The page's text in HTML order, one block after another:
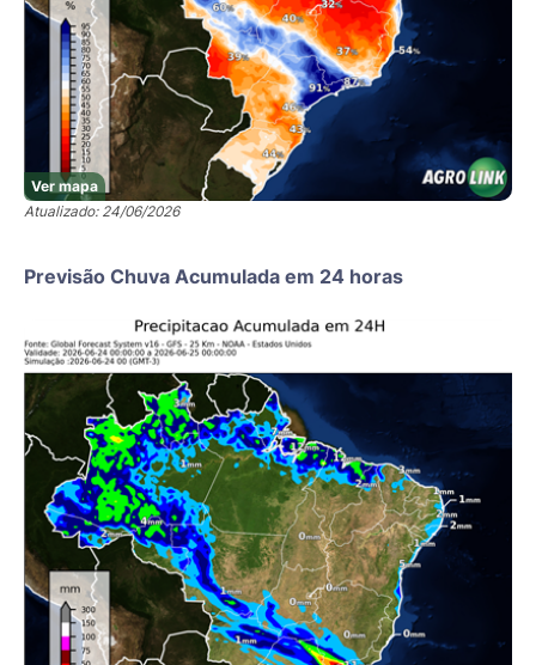
Ver mapa
Atualizado: 24/06/2026
Previsão Chuva Acumulada em 24 horas